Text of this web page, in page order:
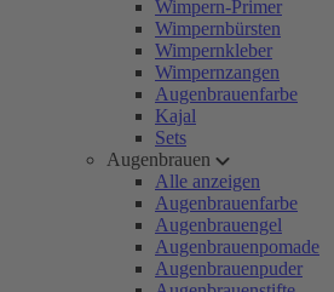
Wimpern-Primer
Wimpernbürsten
Wimpernkleber
Wimpernzangen
Augenbrauenfarbe
Kajal
Sets
Augenbrauen
Alle anzeigen
Augenbrauenfarbe
Augenbrauengel
Augenbrauenpomade
Augenbrauenpuder